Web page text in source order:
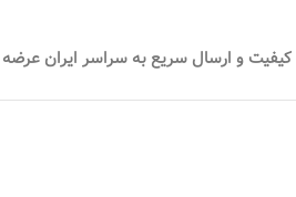
و ارسال سریع به سراسر ایران عرضه